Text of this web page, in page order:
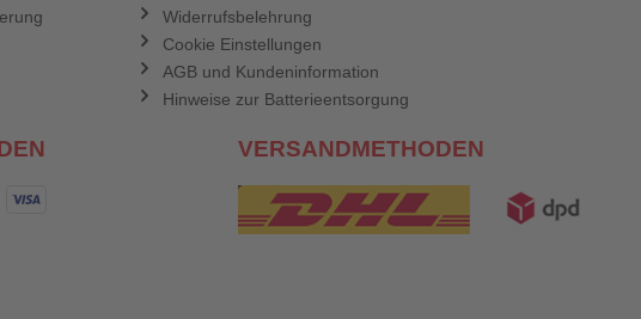
Widerrufsbelehrung
Cookie Einstellungen
AGB und Kundeninformation
Hinweise zur Batterieentsorgung
VERSANDMETHODEN